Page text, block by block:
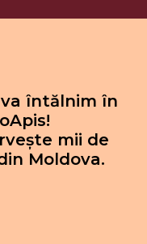
întălnim în
mii de
Moldova.